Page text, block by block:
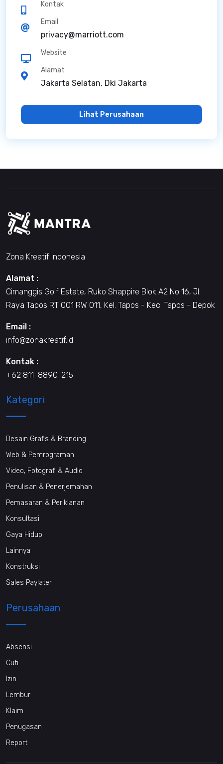
Kontak
Email
privacy@marriott.com
Website
Alamat
Jakarta Selatan, Dki Jakarta
Lihat Perusahaan
Zona Kreatif Indonesia
Alamat :
Cimanggis Golf Estate, Ruko Shappire Blok A2 No 16, Jl.
Raya Tapos RT 001 RW 011, Kel. Tapos - Kec. Tapos - Depok
Email :
info@zonakreatif.id
Kontak :
+62 811-8890-215
Kategori
Desain Grafis & Branding
Web & Pemrograman
Video, Fotografi & Audio
Penulisan & Penerjemahan
Pemasaran & Periklanan
Konsultasi
Gaya Hidup
Lainnya
Konstruksi
Sales Paylater
Perusahaan
Absensi
Cuti
Izin
Lembur
Klaim
Penugasan
Report